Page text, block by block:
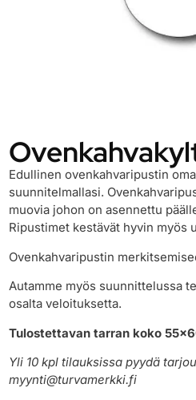
Edullinen ovenkahvaripustin
suunnitelmallasi.
muovia johon on asennettu
Ripustimet kestävät hyvin myös
Ovenkahvaripustin
Autamme myös suunnittelussa
osalta veloituksetta.
Tulostettavan tarran koko
Yli 10 kpl tilauksissa pyydä
myynti@turvamerkki.fi